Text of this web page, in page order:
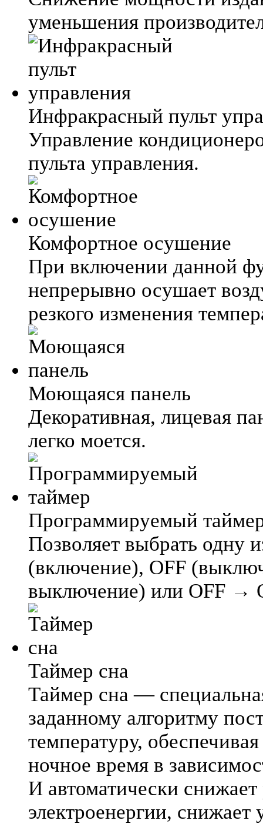
уменьшения
Инфракрасный пульт
Управление
пульта управления.
Комфортное осушение
При включении данной
непрерывно осушает
резкого изменения
Моющаяся панель
Декоративная, лицевая
легко моется.
Программируемый
Позволяет выбрать одну
(включение), OFF
выключение) или OFF →
Таймер сна
Таймер сна —
заданному алгоритму
температуру,
ночное время в
И автоматически
электроенергии,